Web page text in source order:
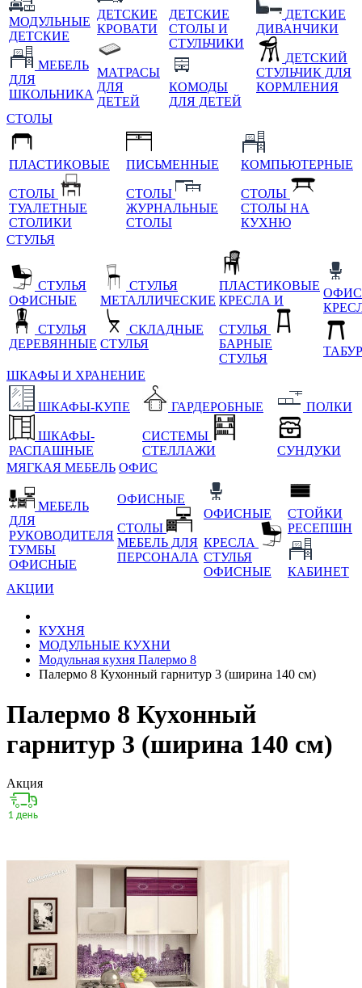
МОДУЛЬНЫЕ
ДЕТСКИЕ
МЕБЕЛЬ
ДЛЯ
ШКОЛЬНИКА
ДЕТСКИЕ
КРОВАТИ
МАТРАСЫ
ДЛЯ
ДЕТЕЙ
ДЕТСКИЕ
СТОЛЫ И
СТУЛЬЧИКИ
КОМОДЫ
ДЛЯ ДЕТЕЙ
ДЕТСКИЕ
ДИВАНЧИКИ
ДЕТСКИЙ
СТУЛЬЧИК ДЛЯ
КОРМЛЕНИЯ
СТОЛЫ
ПЛАСТИКОВЫЕ
СТОЛЫ
ТУАЛЕТНЫЕ
СТОЛИКИ
ПИСЬМЕННЫЕ
СТОЛЫ
ЖУРНАЛЬНЫЕ
СТОЛЫ
КОМПЬЮТЕРНЫЕ
СТОЛЫ
СТОЛЫ НА
КУХНЮ
СТУЛЬЯ
СТУЛЬЯ
ОФИСНЫЕ
СТУЛЬЯ
ДЕРЕВЯННЫЕ
СТУЛЬЯ
МЕТАЛЛИЧЕСКИЕ
СКЛАДНЫЕ
СТУЛЬЯ
ПЛАСТИКОВЫЕ
КРЕСЛА И
СТУЛЬЯ
БАРНЫЕ
СТУЛЬЯ
ШКАФЫ И ХРАНЕНИЕ
ШКАФЫ-КУПЕ
ШКАФЫ-
РАСПАШНЫЕ
ГАРДЕРОБНЫЕ
СИСТЕМЫ
СТЕЛЛАЖИ
ПОЛКИ
СУНДУКИ
МЯГКАЯ МЕБЕЛЬ ОФИС
МЕБЕЛЬ
ДЛЯ
РУКОВОДИТЕЛЯ
ТУМБЫ
ОФИСНЫЕ
ОФИСНЫЕ
СТОЛЫ
МЕБЕЛЬ ДЛЯ
ПЕРСОНАЛА
ОФИСНЫЕ
КРЕСЛА
СТУЛЬЯ
ОФИСНЫЕ
СТОЙКИ
РЕСЕПШН
КАБИНЕТ
АКЦИИ
КУХНЯ
МОДУЛЬНЫЕ КУХНИ
Модульная кухня Палермо 8
Палермо 8 Кухонный гарнитур 3 (ширина 140 см)
Палермо 8 Кухонный
гарнитур 3 (ширина 140 см)
Акция